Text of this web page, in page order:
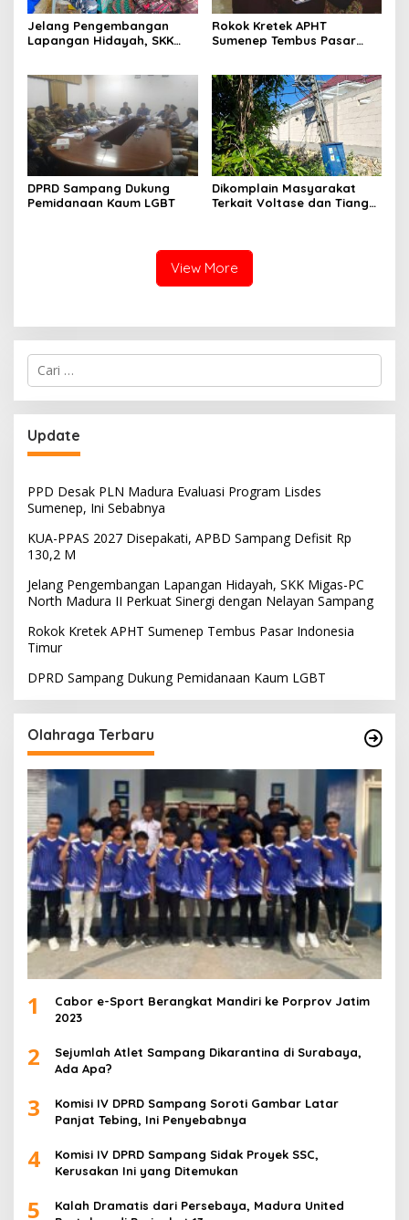
Jelang Pengembangan
Lapangan Hidayah, SKK
Nelayan Sampang
Rokok Kretek APHT
Sumenep Tembus Pasar
DPRD Sampang Dukung
Pemidanaan Kaum LGBT
Dikomplain Masyarakat
Terkait Voltase dan Tiang
View More
Cari
untuk:
Update
PPD Desak PLN Madura Evaluasi Program Lisdes
Sumenep, Ini Sebabnya
KUA-PPAS 2027 Disepakati, APBD Sampang Defisit Rp
130,2 M
Jelang Pengembangan Lapangan Hidayah, SKK Migas-PC
North Madura II Perkuat Sinergi dengan Nelayan Sampang
Rokok Kretek APHT Sumenep Tembus Pasar Indonesia
Timur
DPRD Sampang Dukung Pemidanaan Kaum LGBT
Olahraga Terbaru
1
Cabor e-Sport Berangkat Mandiri ke Porprov Jatim
2023
2
Sejumlah Atlet Sampang Dikarantina di Surabaya,
Ada Apa?
3
Komisi IV DPRD Sampang Soroti Gambar Latar
Panjat Tebing, Ini Penyebabnya
4
Komisi IV DPRD Sampang Sidak Proyek SSC,
Kerusakan Ini yang Ditemukan
5
Kalah Dramatis dari Persebaya, Madura United